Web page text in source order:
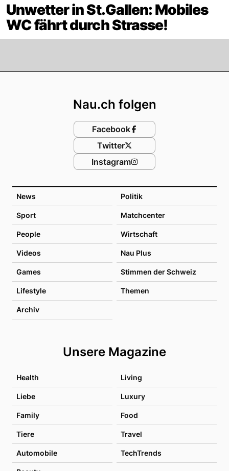
Unwetter in St.Gallen: Mobiles
WC fährt durch Strasse!
News Politik
Sport Matchcenter
People Wirtschaft
Videos Nau Plus
Games Stimmen der Schweiz
Lifestyle Themen
Archiv
Unsere Magazine
Health Living
Liebe Luxury
Family Food
Tiere Travel
Automobile TechTrends
Nau.ch folgen
Facebook
Twitter
Instagram